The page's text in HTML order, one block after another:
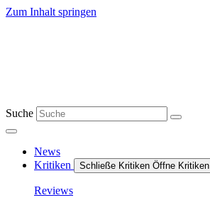
Zum Inhalt springen
Suche
News
Kritiken
Schließe Kritiken Öffne Kritiken
Reviews